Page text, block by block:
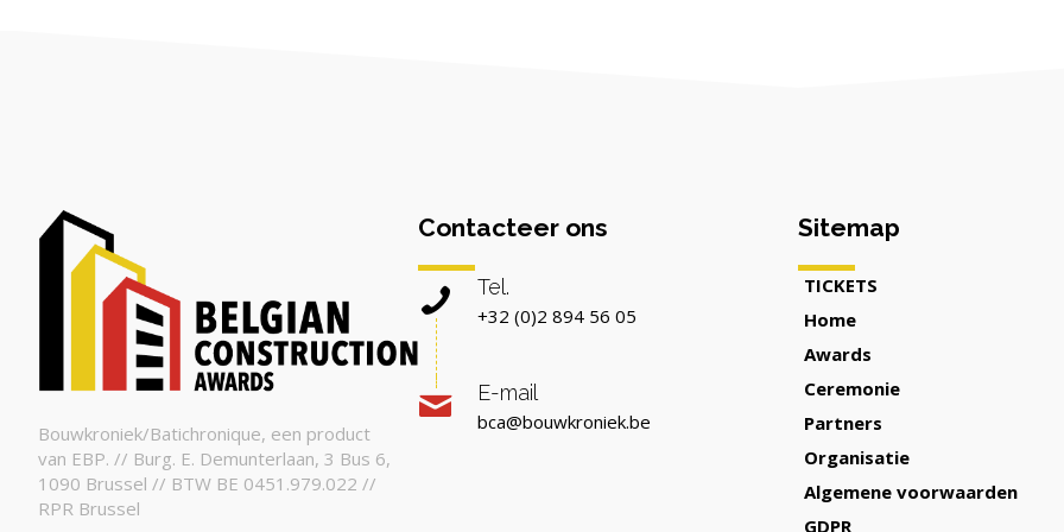
Bouwkroniek/Batichronique, een product
van EBP. // Burg. E. Demunterlaan, 3 Bus 6,
1090 Brussel // BTW BE 0451.979.022 //
RPR Brussel
Contacteer ons
Tel.
+32 (0)2 894 56 05
E-mail
bca@bouwkroniek.be
Sitemap
TICKETS
Home
Awards
Ceremonie
Partners
Organisatie
Algemene voorwaarden
GDPR